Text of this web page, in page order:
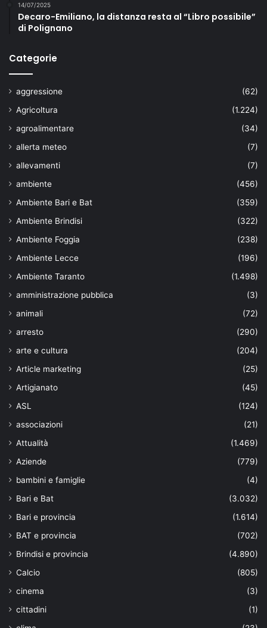
14/07/2025
Decaro-Emiliano, la distanza resta al “Libro possibile”
di Polignano
Categorie
aggressione
(62)
Agricoltura
(1.224)
agroalimentare
(34)
allerta meteo
(7)
allevamenti
(7)
ambiente
(456)
Ambiente Bari e Bat
(359)
Ambiente Brindisi
(322)
Ambiente Foggia
(238)
Ambiente Lecce
(196)
Ambiente Taranto
(1.498)
amministrazione pubblica
(3)
animali
(72)
arresto
(290)
arte e cultura
(204)
Article marketing
(25)
Artigianato
(45)
ASL
(124)
associazioni
(21)
Attualità
(1.469)
Aziende
(779)
bambini e famiglie
(4)
Bari e Bat
(3.032)
Bari e provincia
(1.614)
BAT e provincia
(702)
Brindisi e provincia
(4.890)
Calcio
(805)
cinema
(3)
cittadini
(1)